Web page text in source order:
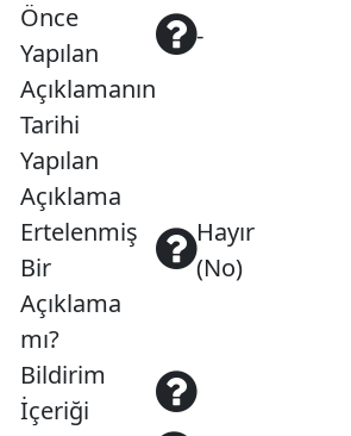
Önce
Yapılan
Açıklamanın
Tarihi
-
Yapılan
Açıklama
Ertelenmiş
Bir
Açıklama
mı?
Hayır
(No)
Bildirim
İçeriği